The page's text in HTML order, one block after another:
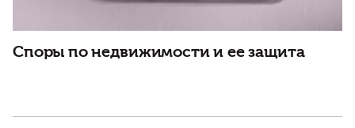
Споры по недвижимости и ее защита